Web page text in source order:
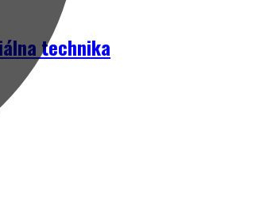
technika